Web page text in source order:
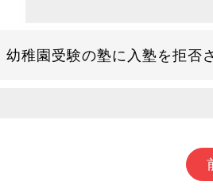
幼稚園受験の塾に入塾を拒否